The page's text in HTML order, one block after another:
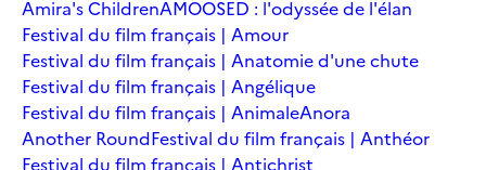
Amira's ChildrenAMOOSED : l'odyssée de l'élan
Festival du film français | Amour
Festival du film français | Anatomie d'une chute
Festival du film français | Angélique
Festival du film français | AnimaleAnora
Another RoundFestival du film français | Anthéor
Festival du film français | Antichrist